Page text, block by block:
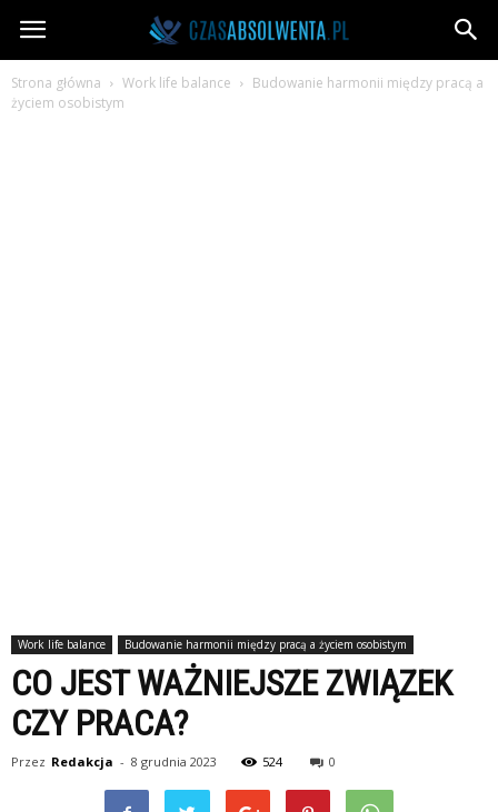
CzasAbsolwenta.pl
Strona główna Work life balance
Budowanie harmonii między pracą a
życiem osobistym
Work life balance Budowanie harmonii między pracą a życiem osobistym
CO JEST WAŻNIEJSZE ZWIĄZEK
CZY PRACA?
Przez Redakcja - 8 grudnia 2023 524 0